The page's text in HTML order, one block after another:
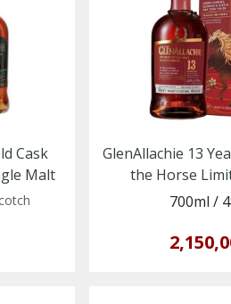
Cask
Malt
GlenAllachie 13
the Horse
700ml /